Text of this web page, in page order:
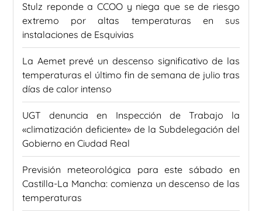
Stulz reponde a CCOO y niega que se de riesgo
extremo por altas temperaturas en sus
instalaciones de Esquivias
La Aemet prevé un descenso significativo de las
temperaturas el último fin de semana de julio tras
días de calor intenso
UGT denuncia en Inspección de Trabajo la
«climatización deficiente» de la Subdelegación del
Gobierno en Ciudad Real
Previsión meteorológica para este sábado en
Castilla-La Mancha: comienza un descenso de las
temperaturas